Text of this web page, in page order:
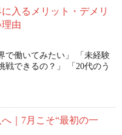
入るメリット・デメリ
由
で働いてみたい」 「未経験
戦できるの？」 「20代のう
｜7月こそ“最初の一